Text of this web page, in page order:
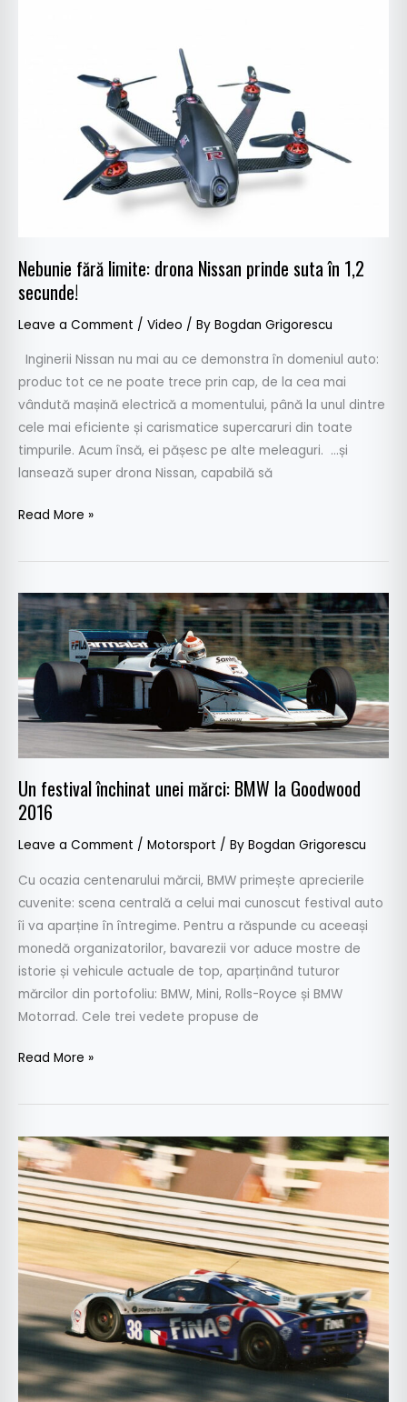
Nebunie fără limite: drona Nissan prinde suta în 1,2
secunde!
Leave a Comment / Video / By Bogdan Grigorescu
Inginerii Nissan nu mai au ce demonstra în domeniul auto:
produc tot ce ne poate trece prin cap, de la cea mai
vândută mașină electrică a momentului, până la unul dintre
cele mai eficiente și carismatice supercaruri din toate
timpurile. Acum însă, ei pășesc pe alte meleaguri. …și
lansează super drona Nissan, capabilă să
secunde!
Read More »
Un festival închinat unei mărci: BMW la Goodwood
2016
Leave a Comment / Motorsport / By Bogdan Grigorescu
Cu ocazia centenarului mărcii, BMW primește aprecierile
cuvenite: scena centrală a celui mai cunoscut festival auto
îi va aparține în întregime. Pentru a răspunde cu aceeași
monedă organizatorilor, bavarezii vor aduce mostre de
istorie și vehicule actuale de top, aparținând tuturor
mărcilor din portofoliu: BMW, Mini, Rolls-Royce și BMW
Motorrad. Cele trei vedete propuse de
Un
festival
închinat
unei
mărci:
BMW
la
Goodwood
2016
Read More »
Surprizele
BMW
pentru
Goodwood
Festival
of
Speed